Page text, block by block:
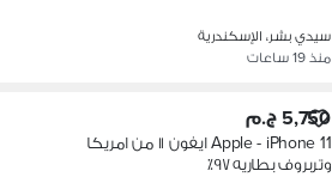
سيدي بشر، الإسكندرية
منذ 19 ساعات
5,750 ج.م
Apple - iPhone 11 ايفون ١١ من امريكا
وتربروف بطاريه ٩٧٪؜